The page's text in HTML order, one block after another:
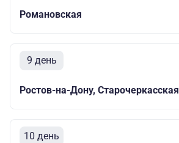
Романовская
9 день
Ростов-на-Дону, Старочеркасская
10 день